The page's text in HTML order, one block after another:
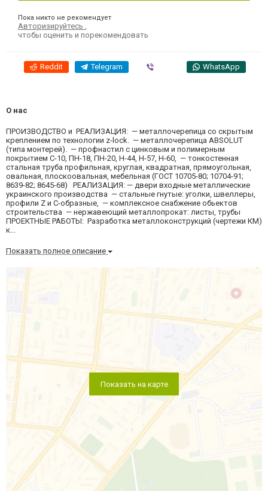
Пока никто не рекомендует
Авторизируйтесь
чтобы оценить и порекомендовать
Reddit Telegram WhatsApp
О нас
ПРОИЗВОДСТВО и РЕАЛИЗАЦИЯ: — металлочерепица со скрытым
креплением по технологии z-lock. — металлочерепица ABSOLUT
(типа монтерей). — профнастил с цинковым и полимерным
покрытием С-10, ПН-18, ПН-20, Н-44, Н-57, Н-60, — тонкостенная
стальная труба профильная, круглая, квадратная, прямоугольная,
овальная, плоскоовальная, мебельная (ГОСТ 10705-80; 10704-91;
8639-82; 8645-68) РЕАЛИЗАЦИЯ: — двери входные металлические
украинского производства — стальные гнутые: уголки, швеллеры,
профили Z и С-образные, — комплексное снабжение обьектов
строительства — нержавеющий металлопрокат: листы, трубы
ПРОЕКТНЫЕ РАБОТЫ: Разработка металлоконструкций (чертежи КМ)
к...
Показать полное описание
Показать на карте